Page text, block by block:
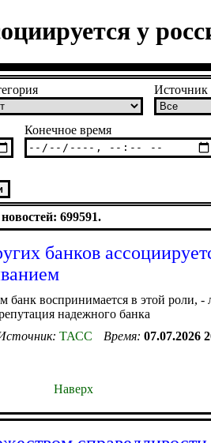
у
Источник
Конечное время
699591.
банков
воспринимается в этой роли,
надежного банка
ТАСС Время: 07.07.2026
Наверх